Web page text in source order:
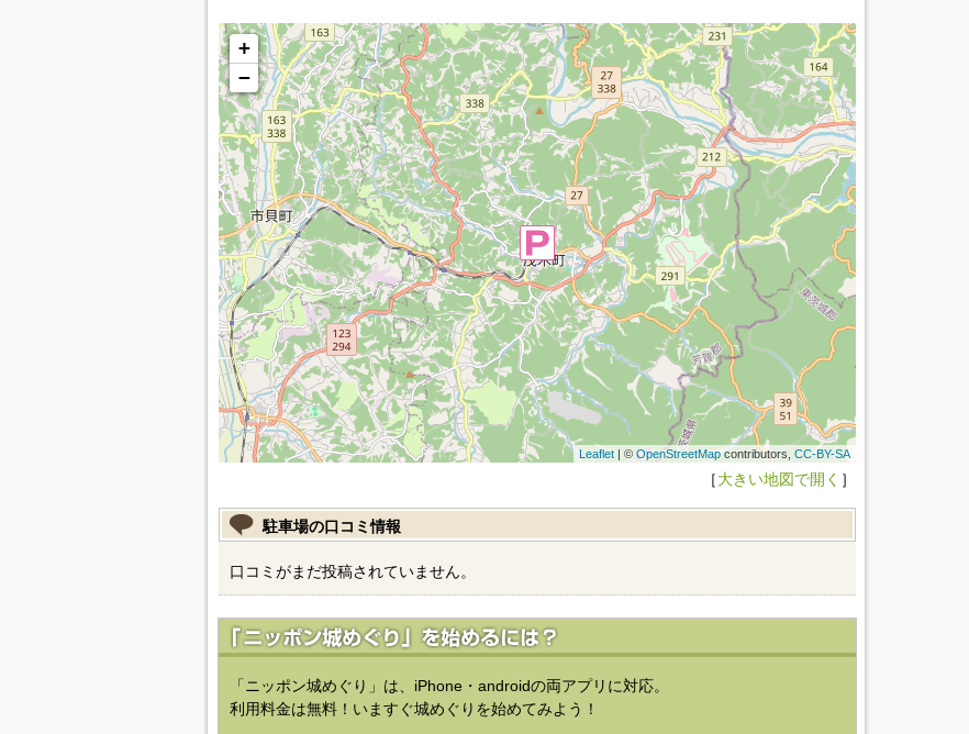
+
−
Leaflet| © OpenStreetMapcontributors, CC-BY-SA
［大きい地図で開く ］
駐車場の口コミ情報
口コミがまだ投稿されていません。
「ニッポン城めぐり」は、iPhone・androidの両アプリに対応。
利用料金は無料！いますぐ城めぐりを始めてみよう！